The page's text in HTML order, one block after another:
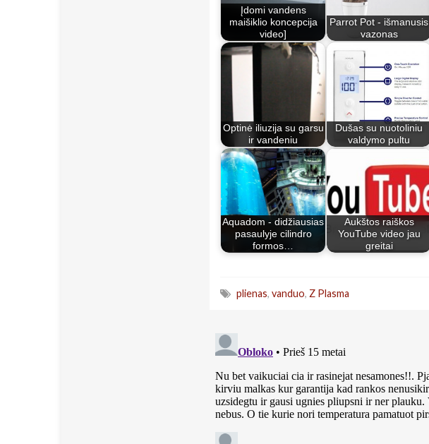
Įdomi vandens
maišiklio koncepcija
video]
Parrot Pot - išmanusis
vazonas
Optinė iliuzija su garsu
ir vandeniu
Dušas su nuotoliniu
valdymo pultu
Aquadom - didžiausias
pasaulyje cilindro
formos…
Aukštos raiškos
YouTube video jau
greitai
plienas, vanduo, Z Plasma